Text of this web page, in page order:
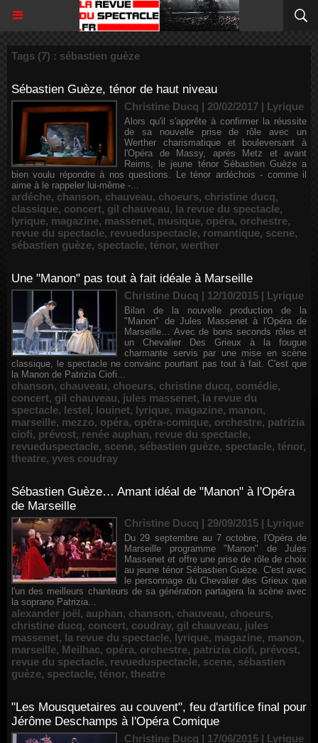
Tags (7) : sébastien guèze
Sébastien Guèze, ténor de haut niveau
Christine Ducq | 20/02/2017 | Lyrique
Alors qu'il s'apprête à confirmer la réussite
de sa nouvelle prise de rôle avec un
Werther charismatique et bouleversant à
l'Opéra de Massy, après Metz et avant
Reims, le jeune ténor Sébastien Guèze a
bien voulu répondre à nos questions. Le ténor ardéchois - comme il
aime à le rappeler lui-même -...
ardéche, chanson, chauveau, choeurs, christine ducq,
classique, concert, gil chauveau, la revue du spectacle,
lyrique, magazine, massenet, musique, opéra, orchestre,
revue du spectacle, revueduspectacle, romantique, scene,
sébastien guèze, spectacle, ténor, werther
Une "Manon" pas tout à fait idéale à Marseille
Christine Ducq | 12/10/2015 | Lyrique
Bilan de la nouvelle production de la
"Manon" de Jules Massenet à l'Opéra de
Marseille… Avec de bons seconds rôles et
un Chevalier Des Grieux à la fougue
charmante servis par une mise en scène
classique, le spectacle ne convainc pourtant pas tout à fait. C'est que
la Manon de Patrizia Ciofi...
chanson, chauveau, choeurs, christine ducq, comédie,
concert, gil chauveau, jules massenet, la revue du
spectacle, lestel, louinet, lyrique, magazine, manon,
marseille, mezzo, opéra, opéra-comique, orchestre, patrizia
ciofi, prévost, renée auphan, revue du spectacle,
revueduspectacle, scene, sébastien guèze, spectacle, ténor,
theatre, yves coudray
Sébastien Guèze… Amant idéal de "Manon" à l'Opéra
de Marseille
Christine Ducq | 29/09/2015 | Lyrique
Du 29 septembre au 7 octobre, l'Opéra de
Marseille programme "Manon" de Jules
Massenet et offre une prise de rôle de choix
au jeune ténor Sébastien Guèze. C'est avec
le personnage du Chevalier des Grieux que
l'un des meilleurs chanteurs de sa génération partagera la scène avec
la soprano Patrizia...
alexander joël, auphan, chanson, chauveau, choeurs,
christine ducq, concert, coudray, gil chauveau, jules
massenet, la revue du spectacle, lyrique, magazine, manon,
marseille, Meilhac, opéra, orchestre, patrizia ciofi, prévost,
revue du spectacle, revueduspectacle, scene, sébastien
guèze, spectacle, ténor, theatre
"Les Mousquetaires au couvent", feu d'artifice final pour
Jérôme Deschamps à l'Opéra Comique
Christine Ducq | 17/06/2015 | Lyrique